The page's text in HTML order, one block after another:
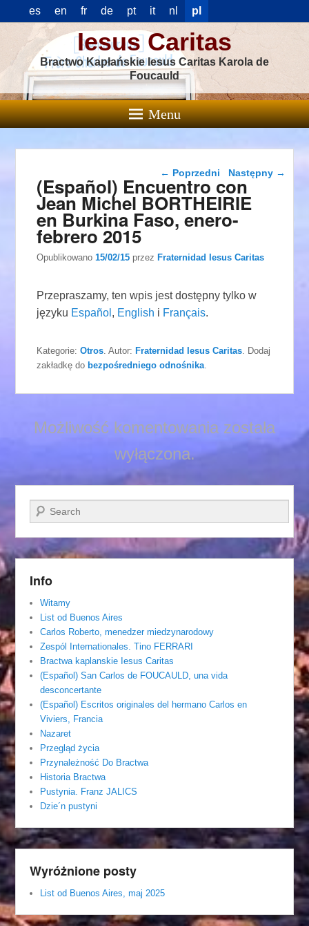
es en fr de pt it nl pl
Iesus Caritas
Bractwo Kapłańskie Iesus Caritas Karola de
Foucauld
Menu
Nawigacja wpisu
← Poprzedni Następny →
(Español) Encuentro con
Jean Michel BORTHEIRIE
en Burkina Faso, enero-
febrero 2015
Opublikowano15/02/15 przezFraternidad Iesus Caritas
Przepraszamy, ten wpis jest dostępny tylko w
języku Español , English i Français.
Kategorie:Otros . Autor:Fraternidad Iesus Caritas . Dodaj
zakładkę do bezpośredniego odnośnika
Możliwość komentowania została
wyłączona.
Szukaj
Info
Witamy
List od Buenos Aires
Carlos Roberto, menedzer miedzynarodowy
Zespól Internationales. Tino FERRARI
Bractwa kaplanskie Iesus Caritas
(Español) San Carlos de FOUCAULD, una vida
desconcertante
(Español) Escritos originales del hermano Carlos en
Viviers, Francia
Nazaret
Przegląd życia
Przynależność Do Bractwa
Historia Bractwa
Pustynia. Franz JALICS
Dzie´n pustyni
Wyróżnione posty
List od Buenos Aires, maj 2025